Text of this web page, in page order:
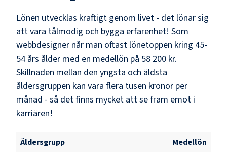
Lönen utvecklas kraftigt genom livet - det lönar sig
att vara tålmodig och bygga erfarenhet! Som
webbdesigner når man oftast lönetoppen kring 45-
54 års ålder med en medellön på 58 200 kr.
Skillnaden mellan den yngsta och äldsta
åldersgruppen kan vara flera tusen kronor per
månad - så det finns mycket att se fram emot i
karriären!
Åldersgrupp
Medellön